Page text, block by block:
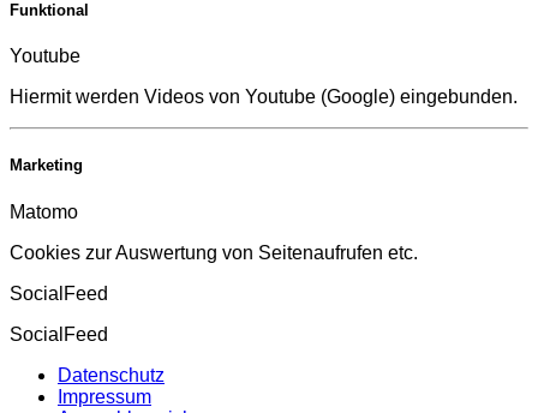
Funktional
Youtube
Hiermit werden Videos von Youtube (Google) eingebunden.
Marketing
Matomo
Cookies zur Auswertung von Seitenaufrufen etc.
SocialFeed
SocialFeed
Datenschutz
Impressum